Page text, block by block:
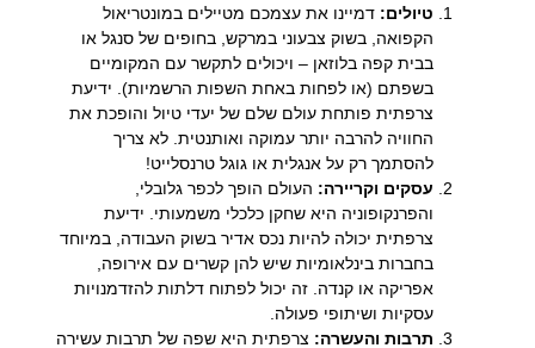
טיולים: דמיינו את עצמכם מטיילים במונטריאול
הקפואה, בשוק צבעוני במרקש, בחופים של סנגל או
בבית קפה בלוזאן – ויכולים לתקשר עם המקומיים
בשפתם (או לפחות באחת השפות הרשמיות). ידיעת
צרפתית פותחת עולם שלם של יעדי טיול והופכת את
החוויה להרבה יותר עמוקה ואותנטית. לא צריך
להסתמך רק על אנגלית או גוגל טרנסלייט!
עסקים וקריירה: העולם הופך לכפר גלובלי,
והפרנקופוניה היא שחקן כלכלי משמעותי. ידיעת
צרפתית יכולה להיות נכס אדיר בשוק העבודה, במיוחד
בחברות בינלאומיות שיש להן קשרים עם אירופה,
אפריקה או קנדה. זה יכול לפתוח דלתות להזדמנויות
עסקיות ושיתופי פעולה.
תרבות והעשרה: צרפתית היא שפה של תרבות עשירה